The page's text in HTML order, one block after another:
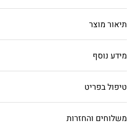
תיאור מוצר
מידע נוסף
טיפול בפריט
משלוחים והחזרות